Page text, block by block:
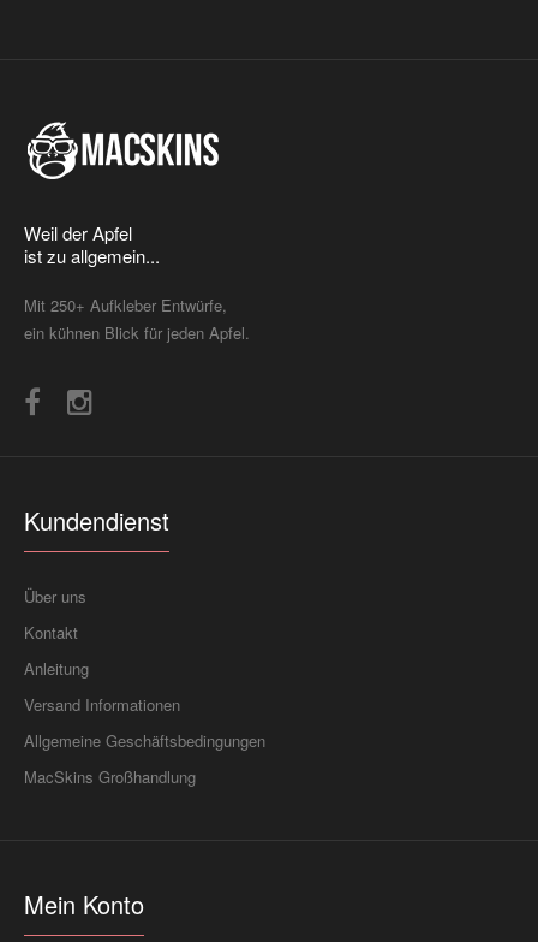
Weil der Apfel
ist zu allgemein...
Mit 250+ Aufkleber Entwürfe,
ein kühnen Blick für jeden Apfel.
Kundendienst
Über uns
Kontakt
Anleitung
Versand Informationen
Allgemeine Geschäftsbedingungen
MacSkins Großhandlung
Mein Konto